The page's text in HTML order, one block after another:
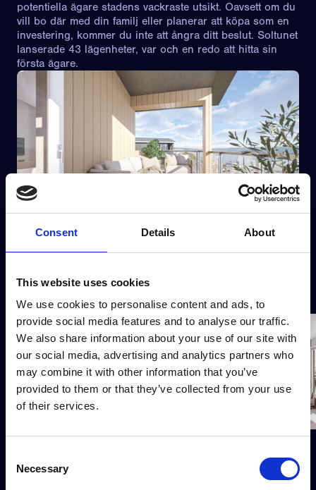
Consent Details About
This website uses cookies
We use cookies to personalise content and ads, to
provide social media features and to analyse our traffic.
We also share information about your use of our site with
our social media, advertising and analytics partners who
may combine it with other information that you’ve
provided to them or that they’ve collected from your use
of their services.
Selection
Necessary
potentiella ägare stadens vackraste utsikt. Oavsett om du
vill bo där med din familj eller planerar att köpa som en
investering, kommer du inte att ångra ditt beslut. Soltunet
lanserade 43 lägenheter, var och en redo att hitta sin
första ägare.